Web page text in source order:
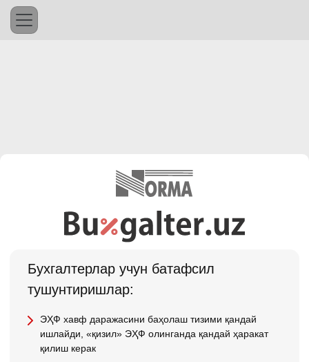
Бухгалтерлар учун батафсил
тушунтиришлар:
ЭҲФ хавф даражасини баҳолаш тизими қандай
ишлайди, «қизил» ЭҲФ олинганда қандай ҳаракат
қилиш керак